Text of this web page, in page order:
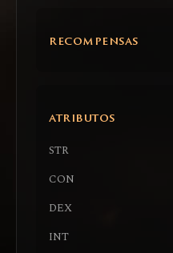
RECOMPENSAS
ATRIBUTOS
STR
CON
DEX
INT